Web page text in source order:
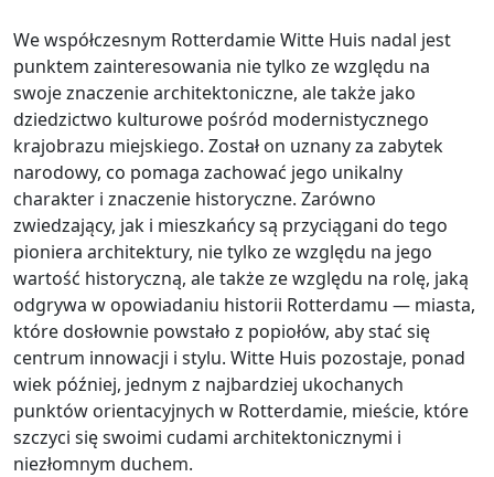
We współczesnym Rotterdamie Witte Huis nadal jest
punktem zainteresowania nie tylko ze względu na
swoje znaczenie architektoniczne, ale także jako
dziedzictwo kulturowe pośród modernistycznego
krajobrazu miejskiego. Został on uznany za zabytek
narodowy, co pomaga zachować jego unikalny
charakter i znaczenie historyczne. Zarówno
zwiedzający, jak i mieszkańcy są przyciągani do tego
pioniera architektury, nie tylko ze względu na jego
wartość historyczną, ale także ze względu na rolę, jaką
odgrywa w opowiadaniu historii Rotterdamu — miasta,
które dosłownie powstało z popiołów, aby stać się
centrum innowacji i stylu. Witte Huis pozostaje, ponad
wiek później, jednym z najbardziej ukochanych
punktów orientacyjnych w Rotterdamie, mieście, które
szczyci się swoimi cudami architektonicznymi i
niezłomnym duchem.